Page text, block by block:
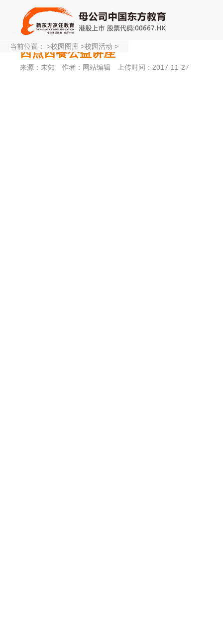
西点西餐公益讲座
来源：未知 作者：网站编辑 上传时间：2017-11-27
当前位置： >校园图库 >校园活动 >